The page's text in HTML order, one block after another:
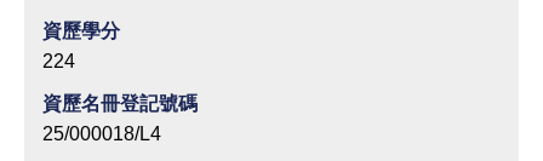
資歷學分
224
資歷名冊登記號碼
25/000018/L4